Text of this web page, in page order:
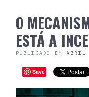
CONTENT
O
ESTÁ A
PUBLICADO EM
Save